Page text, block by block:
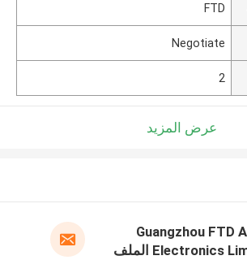
FTD
Negotiate
2
عرض المزيد
Guangzhou FTD
Electronics Limited الملف